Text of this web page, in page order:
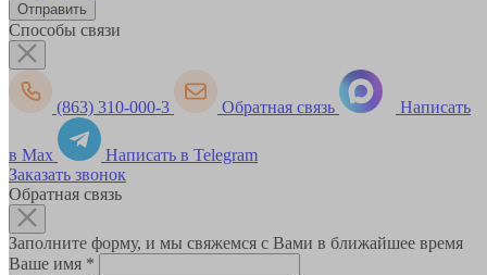
Способы связи
(863) 310-000-3 Обратная связь Написать
в Max
Написать в Telegram
Заказать звонок
Обратная связь
Заполните форму, и мы свяжемся с Вами в ближайшее время
Ваше имя *